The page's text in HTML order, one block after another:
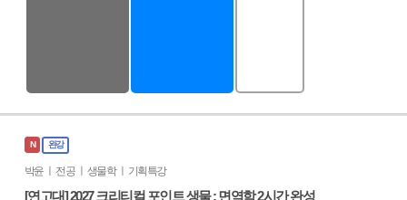
N 완강
박윤 ㅣ 전공 ㅣ 생물학 ㅣ 기획특강
[연고대] 2027 크리티컬 포인트 생물 : 면역학 2시간 완성